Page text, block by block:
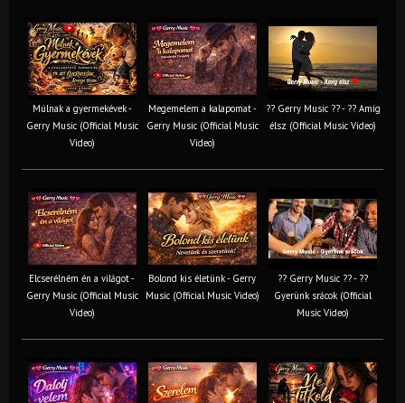
Múlnak a gyermekévek -
Gerry Music (Official Music
Video)
Megemelem a kalapomat -
Gerry Music (Official Music
Video)
?? Gerry Music ?? - ?? Amíg
élsz (Official Music Video)
Elcserélném én a világot -
Gerry Music (Official Music
Video)
Bolond kis életünk - Gerry
Music (Official Music Video)
?? Gerry Music ?? - ??
Gyerünk srácok (Official
Music Video)